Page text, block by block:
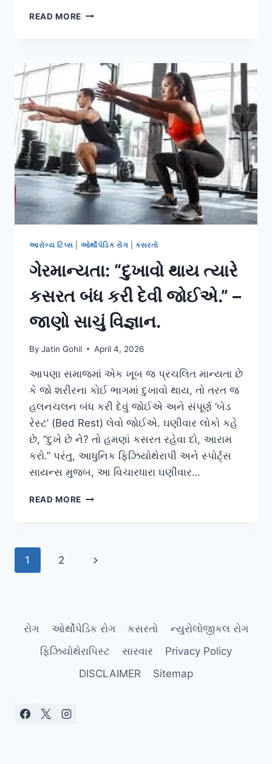
READ MORE ક્રેક
કે
ટચાકા
ફોડવા
સ્વાસ્થ્ય
માટે
હાનિકારક
છે?
આરોગ્ય ટિપ્સ ઓર્થોપેડિક રોગ |કસરતો
ગેરમાન્યતા: “દુખાવો થાય ત્યારે
કસરત બંધ કરી દેવી જોઈએ.” –
જાણો સાચું વિજ્ઞાન.
By Jatin Gohil April 4, 2026
આપણા સમાજમાં એક ખૂબ જ પ્રચલિત માન્યતા છે
કે જો શરીરના કોઈ ભાગમાં દુખાવો થાય, તો તરત જ
હલનચલન બંધ કરી દેવું જોઈએ અને સંપૂર્ણ ‘બેડ
રેસ્ટ’ (Bed Rest) લેવો જોઈએ. ઘણીવાર લોકો કહે
છે, “દુખે છે ને? તો હમણાં કસરત રહેવા દો, આરામ
કરો.” પરંતુ, આધુનિક ફિઝિયોથેરાપી અને સ્પોર્ટ્સ
સાયન્સ મુજબ, આ વિચારધારા ઘણીવાર…
READ MORE ગેરમાન્યતા:
જાણો
વિજ્ઞાન.
Page
1 2
Next
રોગ ઓર્થોપેડિક રોગ કસરતો
ન્યુરોલોજીકલ રોગ
ફિઝિયોથેરાપિસ્ટ
સારવાર
Privacy Policy
DISCLAIMER
Sitemap